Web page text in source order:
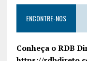
ENCONTRE-NOS
Conheça o RDB